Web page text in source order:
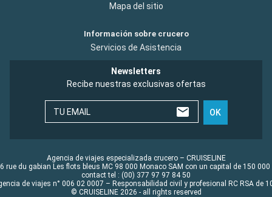
Mapa del sitio
Información sobre crucero
Servicios de Asistencia
Newsletters
Recibe nuestras exclusivas ofertas
TU EMAIL OK
Agencia de viajes especializada crucero – CRUISELINE
rue du gabian Les flots bleus MC 98 000 Monaco SAM con un capital de 150 000
contact tel : (00) 377 97 97 84 50
de viajes n° 006 02 0007 – Responsabilidad civil y profesional RC RSA de
© CRUISELINE 2026 - all rights reserved